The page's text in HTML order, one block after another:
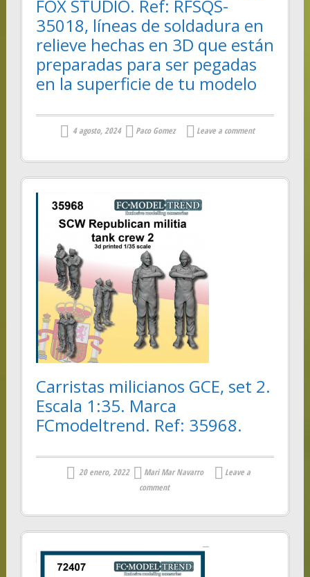
FOX STUDIO. Ref: RFSQS-
35018, líneas de soldadura en
relieve hechas en 3D que están
preparadas para ser pegadas
en la superficie de tu modelo
4 agosto, 2024 Paco Gomez Leave a comment
Carristas milicianos GCE, set 2.
Escala 1:35. Marca
FCmodeltrend. Ref: 35968.
20 enero, 2022 Mari Mar Navarro
Leave a
comment